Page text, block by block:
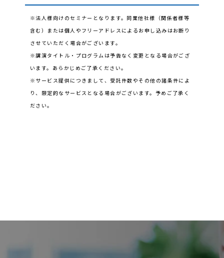
※法人様向けのセミナーとなります。同業他社様（関係者様等
含む）または個人やフリーアドレスによるお申し込みはお断り
させていただく場合がございます。
※講演タイトル・プログラムは予告なく変更となる場合がござ
います。あらかじめご了承ください。
※サービス提供につきまして、受託件数やその他の諸条件によ
り、限定的なサービスとなる場合がございます。予めご了承く
ださい。